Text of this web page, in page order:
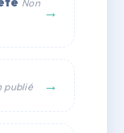
Non →
publié →